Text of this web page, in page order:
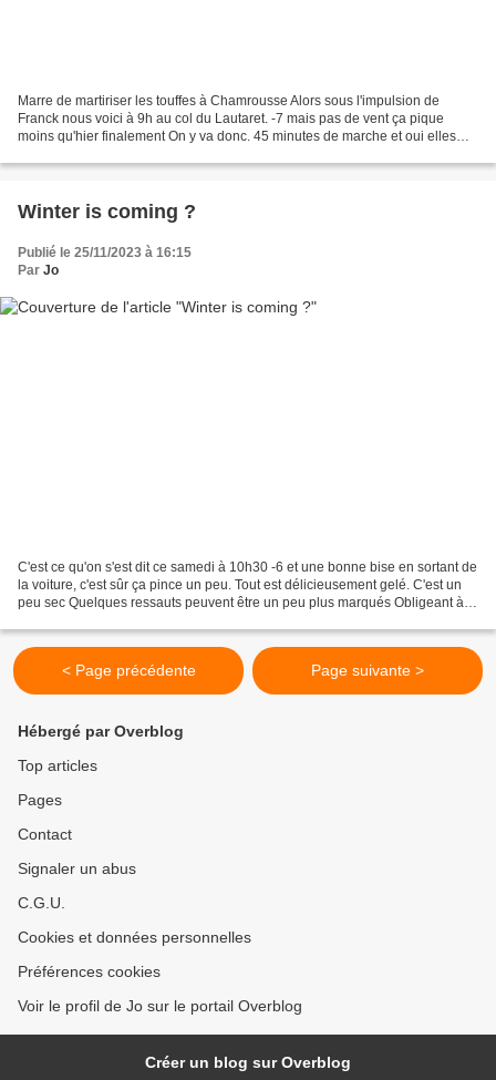
Marre de martiriser les touffes à Chamrousse Alors sous l'impulsion de
Franck nous voici à 9h au col du Lautaret. -7 mais pas de vent ça pique
moins qu'hier finalement On y va donc. 45 minutes de marche et oui elles
Winter is coming ?
Publié le 25/11/2023 à 16:15
Par Jo
C'est ce qu'on s'est dit ce samedi à 10h30 -6 et une bonne bise en sortant de
la voiture, c'est sûr ça pince un peu. Tout est délicieusement gelé. C'est un
peu sec Quelques ressauts peuvent être un peu plus marqués Obligeant à
< Page précédente Page suivante >
Hébergé par Overblog
Top articles
Pages
Contact
Signaler un abus
C.G.U.
Cookies et données personnelles
Préférences cookies
Voir le profil de Jo sur le portail Overblog
Créer un blog sur Overblog